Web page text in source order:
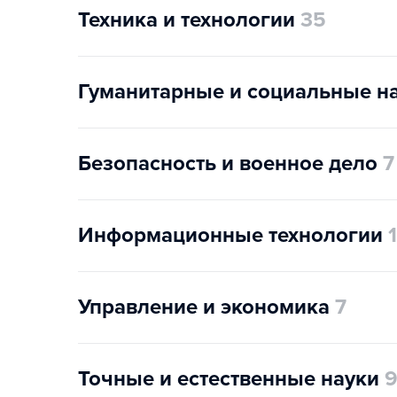
Техника и технологии 35
Гуманитарные и социальные
Безопасность и военное дело 7
Информационные технологии
Управление и экономика 7
Точные и естественные науки 9